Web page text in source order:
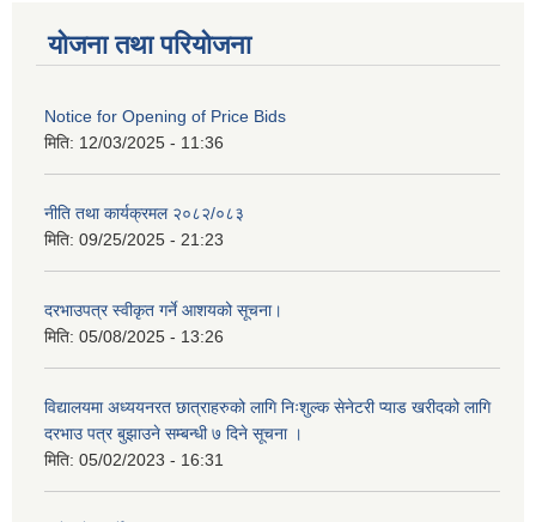
योजना तथा परियोजना
Notice for Opening of Price Bids
मिति: 12/03/2025 - 11:36
नीति तथा कार्यक्रमल २०८२/०८३
मिति: 09/25/2025 - 21:23
दरभाउपत्र स्वीकृत गर्ने आशयको सूचना।
मिति: 05/08/2025 - 13:26
विद्यालयमा अध्ययनरत छात्राहरुको लागि निःशुल्क सेनेटरी प्याड खरीदको लागि
दरभाउ पत्र बुझाउने सम्बन्धी ७ दिने सूचना ।
मिति: 05/02/2023 - 16:31